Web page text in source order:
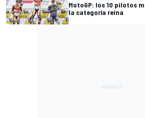
MotoGP: los 10 pilotos
la categoría reina